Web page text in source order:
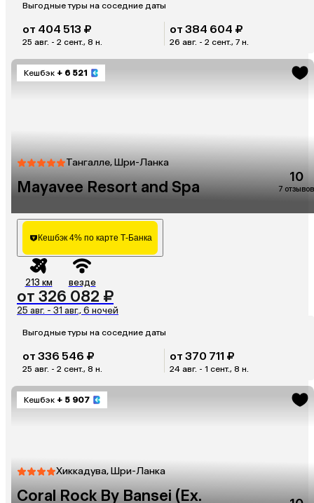
Выгодные туры на соседние даты
от 404 513 ₽
25 авг. - 2 сент., 8 н.
от 384 604 ₽
26 авг. - 2 сент., 7 н.
Кешбэк + 6 521
Тангалле, Шри-Ланка
Mayavee Resort and Spa
10
7 отзывов
Кешбэк 4% по карте Т-Банка
213 км везде
от 326 082 ₽
25 авг. - 31 авг., 6 ночей
Выгодные туры на соседние даты
от 336 546 ₽
25 авг. - 2 сент., 8 н.
от 370 711 ₽
24 авг. - 1 сент., 8 н.
Кешбэк + 5 907
Хиккадува, Шри-Ланка
Coral Rock By Bansei (Ex.